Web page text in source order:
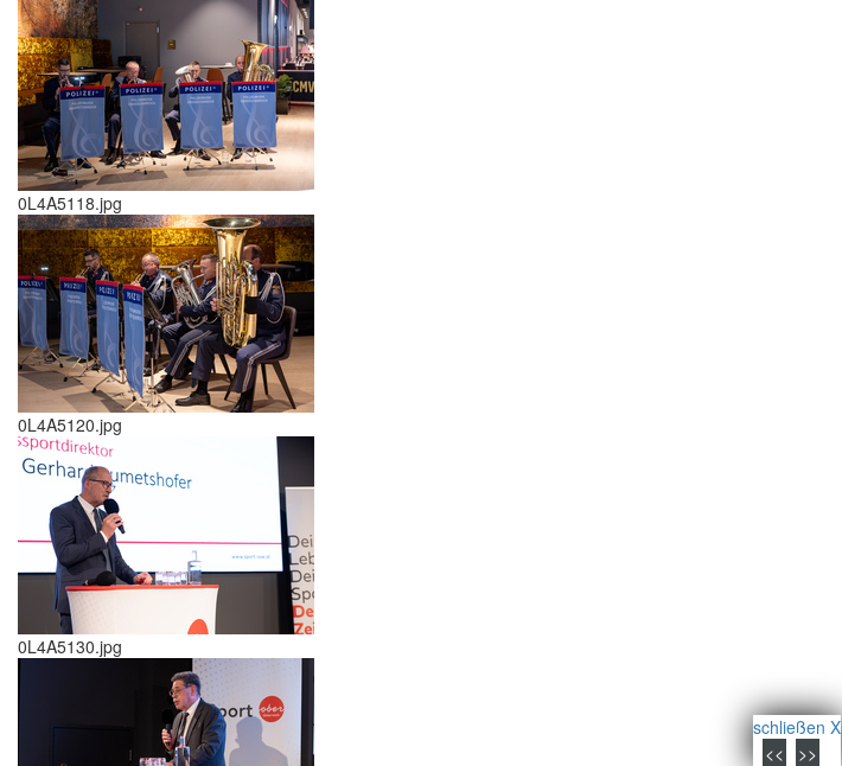
schließen X
<<
>>
0L4A5118.jpg
0L4A5120.jpg
0L4A5130.jpg